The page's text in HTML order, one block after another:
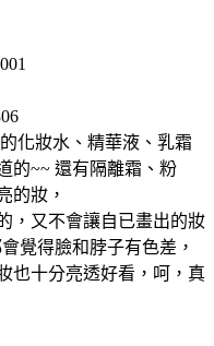
化妝水、精華液、乳霜
的~~ 還有隔離霜、粉
的妝，
，又不會讓自已畫出的妝
覺得臉和脖子有色差，
也十分亮透好看，呵，真